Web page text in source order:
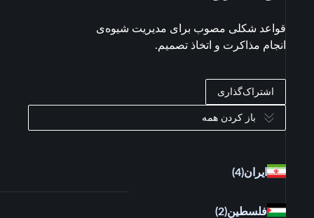
قواعد شکلی مصوب برای مدیریت شیوه‌ی
انجام مذاکرت و اتخاذ تصمیم.
اشتراک‌گذاری
باز کردن همه
ایران(4)
فلسطین(2)